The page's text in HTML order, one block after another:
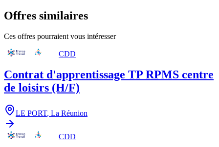
Offres similaires
Ces offres pourraient vous intéresser
CDD
Contrat d'apprentissage TP RPMS centre
de loisirs (H/F)
LE PORT, La Réunion
CDD